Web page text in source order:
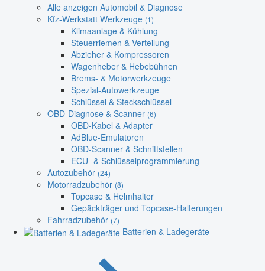
Alle anzeigen Automobil & Diagnose
Kfz-Werkstatt Werkzeuge (1)
Klimaanlage & Kühlung
Steuerriemen & Verteilung
Abzieher & Kompressoren
Wagenheber & Hebebühnen
Brems- & Motorwerkzeuge
Spezial-Autowerkzeuge
Schlüssel & Steckschlüssel
OBD-Diagnose & Scanner (6)
OBD-Kabel & Adapter
AdBlue-Emulatoren
OBD-Scanner & Schnittstellen
ECU- & Schlüsselprogrammierung
Autozubehör (24)
Motorradzubehör (8)
Topcase & Helmhalter
Gepäckträger und Topcase-Halterungen
Fahrradzubehör (7)
Batterien & Ladegeräte